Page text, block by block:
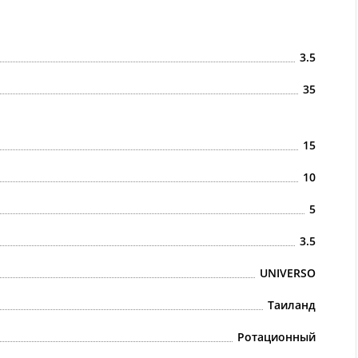
3.5
35
15
10
5
3.5
UNIVERSO
Таиланд
Ротационный